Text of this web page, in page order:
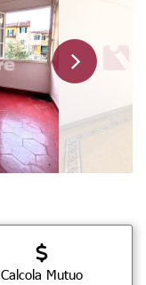
Calcola Mutuo